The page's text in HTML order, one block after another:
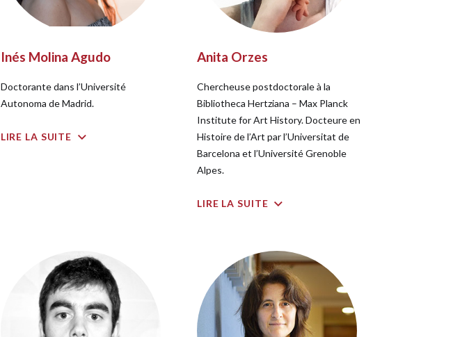
Inés Molina Agudo
Doctorante dans l’Université
Autonoma de Madrid.
LIRE LA SUITE
Anita Orzes
Chercheuse postdoctorale à la
Bibliotheca Hertziana – Max Planck
Institute for Art History. Docteure en
Histoire de l’Art par l’Universitat de
Barcelona et l’Université Grenoble
Alpes.
LIRE LA SUITE